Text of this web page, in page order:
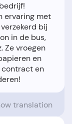
ervaring met
bij
in de bus,
Ze vroegen
en
contract en
translation